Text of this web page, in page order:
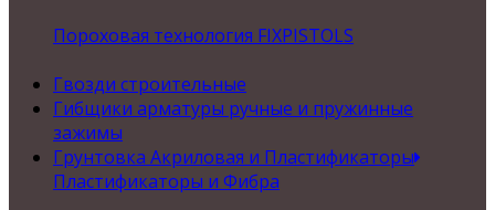
Пороховая технология FIXPISTOLS
Гвозди строительные
Гибщики арматуры ручные и пружинные
зажимы
Грунтовка Акриловая и Пластификаторы
Пластификаторы и Фибра